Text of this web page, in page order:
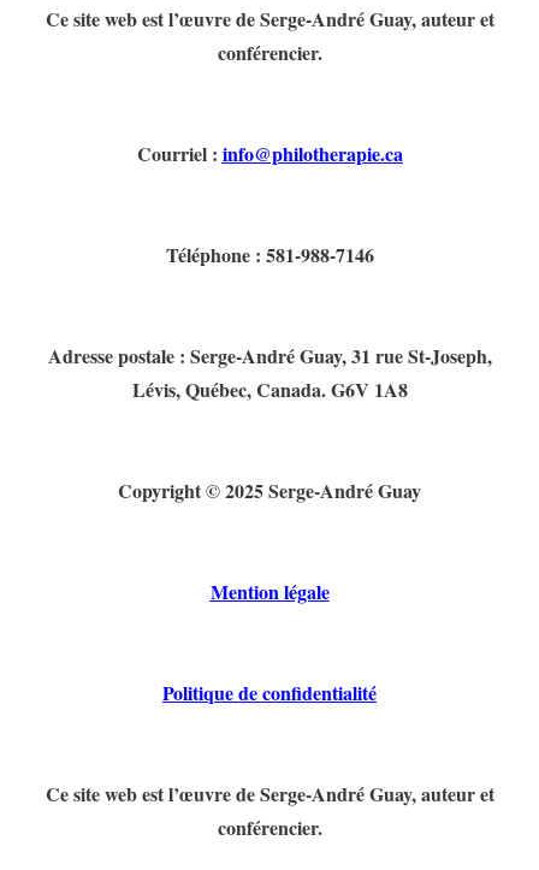
Ce site web est l’œuvre de Serge-André Guay, auteur et
conférencier.
Courriel : info@philotherapie.ca
Téléphone : 581-988-7146
Adresse postale : Serge-André Guay, 31 rue St-Joseph,
Lévis, Québec, Canada. G6V 1A8
Copyright © 2025 Serge-André Guay
Mention légale
Politique de confidentialité
Ce site web est l’œuvre de Serge-André Guay, auteur et
conférencier.